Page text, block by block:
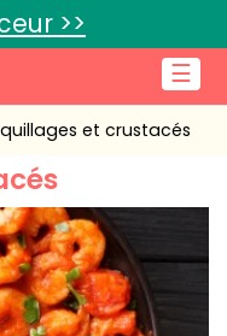
☰
>>
et crustacés